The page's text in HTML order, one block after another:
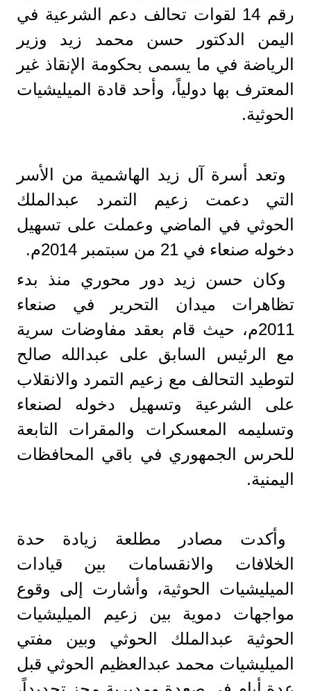
رقم 14 لقوات تحالف دعم الشرعية في
اليمن الدكتور حسن محمد زيد وزير
الرياضة في ما يسمى بحكومة الإنقاذ غير
المعترف بها دولياً، وأحد قادة الميليشيات
الحوثية.
وتعد أسرة آل زيد الهاشمية من الأسر
التي دعمت زعيم التمرد عبدالملك
الحوثي في الماضي وعملت على تسهيل
دخوله صنعاء في 21 من سبتمبر 2014م.
وكان حسن زيد دور محوري منذ بدء
تظاهرات ميدان التحرير في صنعاء
2011م، حيث قام بعقد مفاوضات سرية
مع الرئيس السابق على عبدالله صالح
لتوطيد التحالف مع زعيم التمرد والانقلاب
على الشرعية وتسهيل دخوله لصنعاء
وتسليمه المعسكرات والمقرات التابعة
للحرس الجمهوري في باقي المحافظات
اليمنية.
وأكدت مصادر مطلعة زيادة حدة
الخلافات والانقسامات بين قيادات
الميليشيات الحوثية، وأشارت إلى وقوع
مواجهات دموية بين زعيم الميليشيات
الحوثية عبدالملك الحوثي وبين مفتي
الميليشيات محمد عبدالعظيم الحوثي قبل